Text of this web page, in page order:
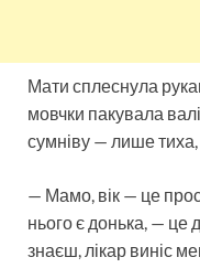
Мати сплеснула
мовчки пакувала
сумніву — лише
— Мамо, вік — це
нього є донька, — це
знаєш, лікар виніс